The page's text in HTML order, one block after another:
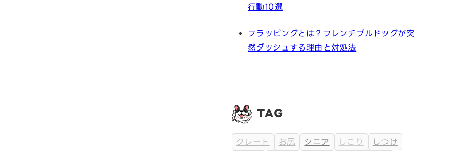
行動10選
フラッピングとは？フレンチブルドッグが突
然ダッシュする理由と対処法
TAG
クレート お尻 シニア しこり
しつけ